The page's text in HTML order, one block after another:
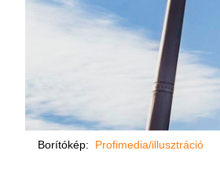
Borítókép: Profimedia/illusztráció